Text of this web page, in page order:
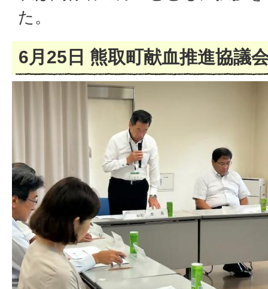
た。
6月25日 熊取町献血推進協議